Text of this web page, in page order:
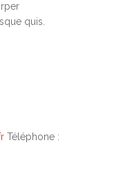
quis.
Téléphone :